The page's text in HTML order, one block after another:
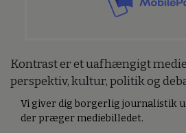
Kontrast er et uafhængigt
perspektiv, kultur, politik og
Vi giver dig borgerlig journalistik
der præger mediebilledet.